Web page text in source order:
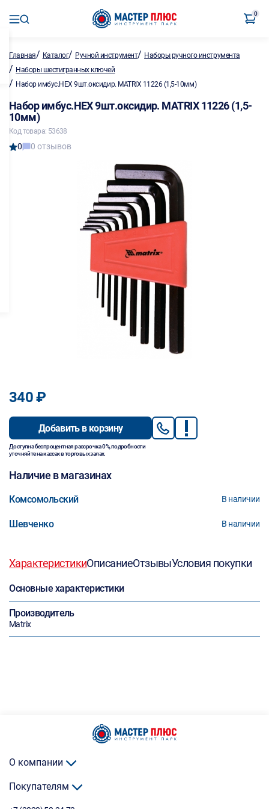
0
Главная/ Каталог/ Ручной инструмент/ Наборы ручного инструмента
/ Наборы шестигранных ключей
/ Набор имбус.HEX 9шт.оксидир. MATRIX 11226 (1,5-10мм)
Набор имбус.HEX 9шт.оксидир. MATRIX 11226 (1,5-
10мм)
Код товара: 53638
0 0 отзывов
340 ₽
Добавить в корзину
Доступна беспроцентная рассрочка 0%, подробности
уточняйте на кассах в торговых залах.
Наличие в магазинах
Комсомольский В наличии
Шевченко В наличии
ХарактеристикиОписаниеОтзывыУсловия покупки
Основные характеристики
Производитель
Matrix
О компании
Покупателям